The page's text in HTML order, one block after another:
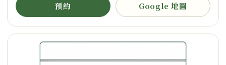
預約 Google 地圖